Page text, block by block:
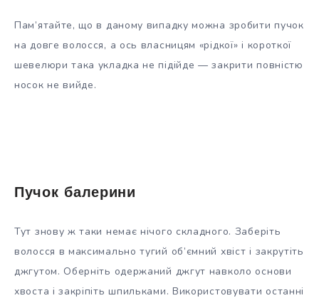
Пам’ятайте, що в даному випадку можна зробити пучок
на довге волосся, а ось власницям «рідкої» і короткої
шевелюри така укладка не підійде — закрити повністю
носок не вийде.
Пучок балерини
Тут знову ж таки немає нічого складного. Заберіть
волосся в максимально тугий об’ємний хвіст і закрутіть
джгутом. Оберніть одержаний джгут навколо основи
хвоста і закріпіть шпильками. Використовувати останні